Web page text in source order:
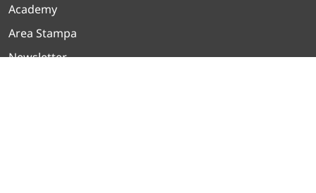
Academy
Area Stampa
Newsletter